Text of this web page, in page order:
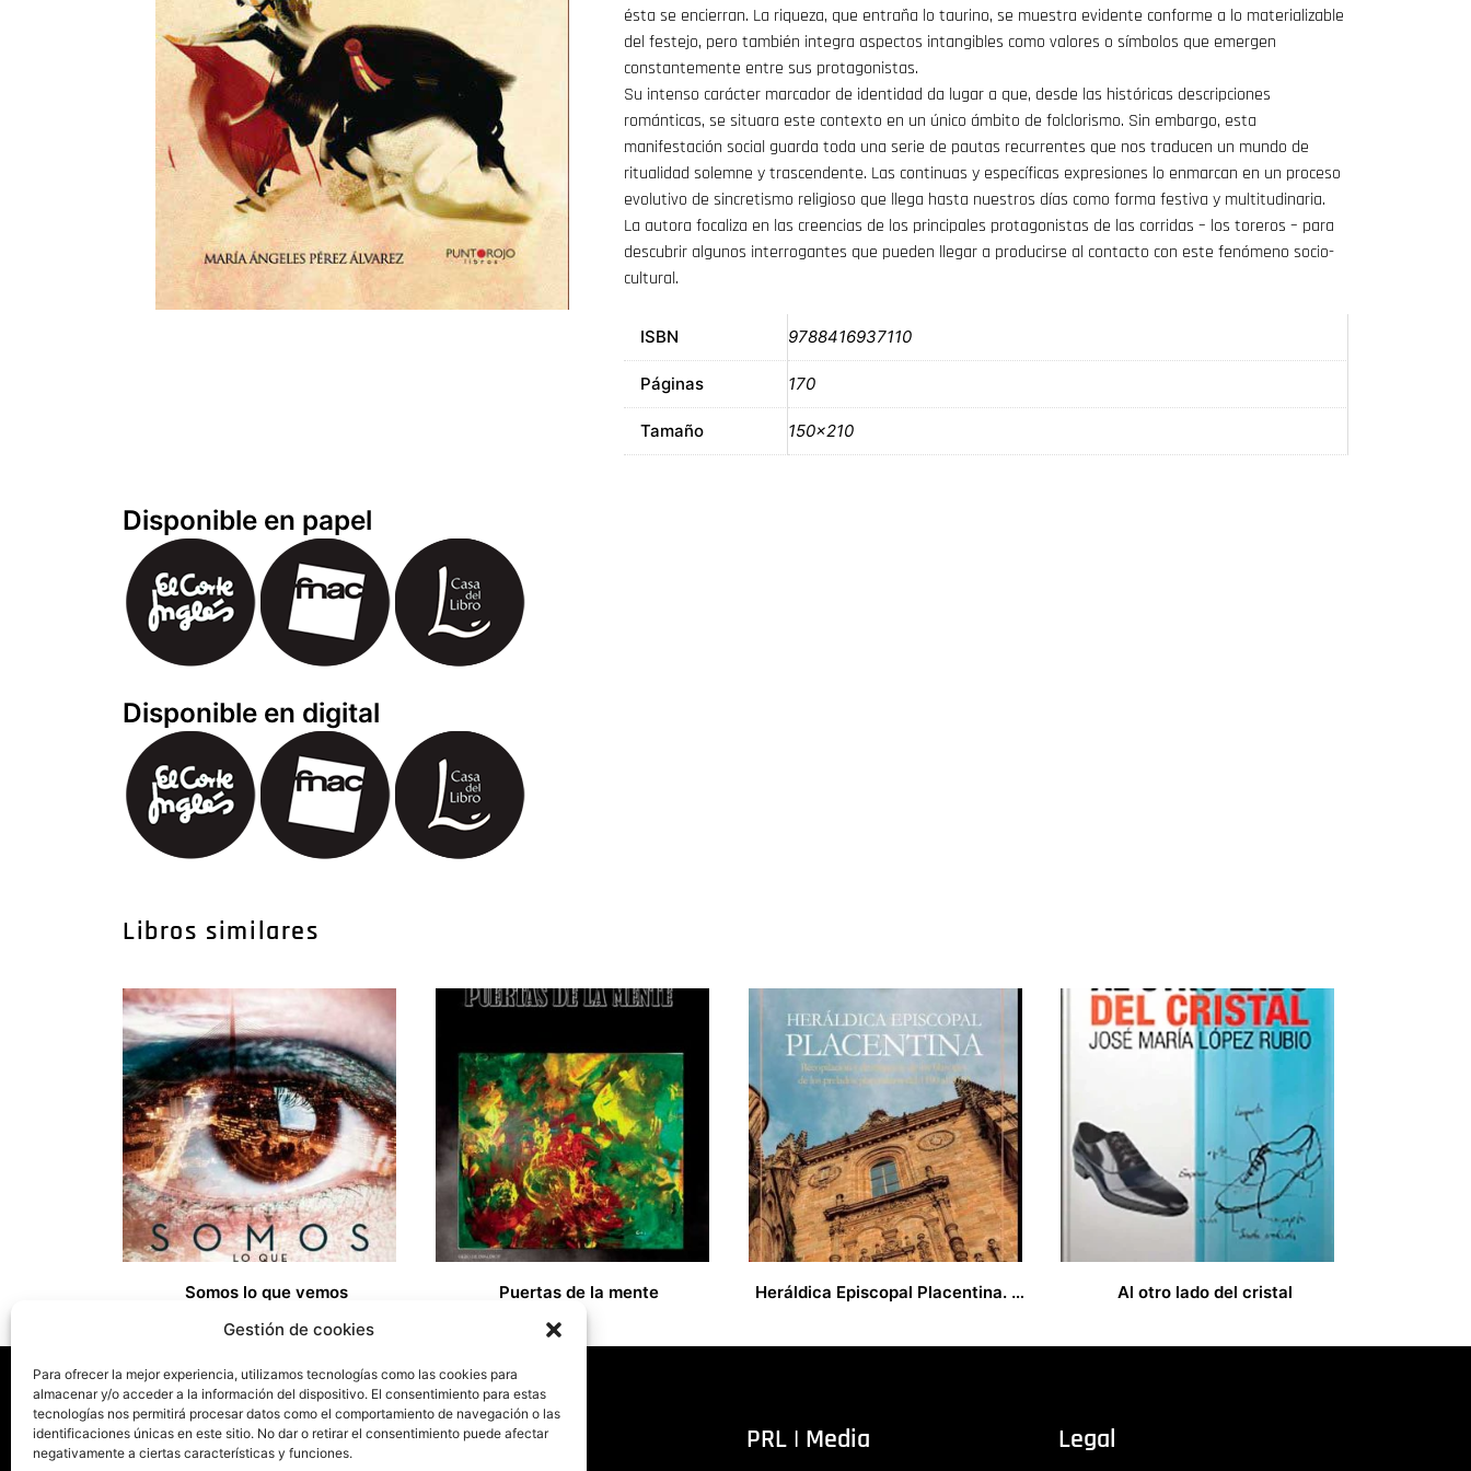
Gestión de cookies
Para ofrecer la mejor experiencia, utilizamos tecnologías como las cookies para
almacenar y/o acceder a la información del dispositivo. El consentimiento para estas
tecnologías nos permitirá procesar datos como el comportamiento de navegación o las
identificaciones únicas en este sitio. No dar o retirar el consentimiento puede afectar
negativamente a ciertas características y funciones.
ésta se encierran. La riqueza, que entraña lo taurino, se muestra evidente conforme a lo materializable
del festejo, pero también integra aspectos intangibles como valores o símbolos que emergen
constantemente entre sus protagonistas.
Su intenso carácter marcador de identidad da lugar a que, desde las históricas descripciones
románticas, se situara este contexto en un único ámbito de folclorismo. Sin embargo, esta
manifestación social guarda toda una serie de pautas recurrentes que nos traducen un mundo de
ritualidad solemne y trascendente. Las continuas y específicas expresiones lo enmarcan en un proceso
evolutivo de sincretismo religioso que llega hasta nuestros días como forma festiva y multitudinaria.
La autora focaliza en las creencias de los principales protagonistas de las corridas – los toreros – para
descubrir algunos interrogantes que pueden llegar a producirse al contacto con este fenómeno socio-
cultural.
ISBN 9788416937110
Páginas 170
Tamaño 150×210
Disponible en papel
Disponible en digital
Libros similares
Somos lo que vemos Puertas de la mente Heráldica Episcopal Placentina. Recopilación y descripción de los blasones de los prelados placentinos del 1190 a 2019 Al otro lado del cristal
La editorial PRL | Media Legal